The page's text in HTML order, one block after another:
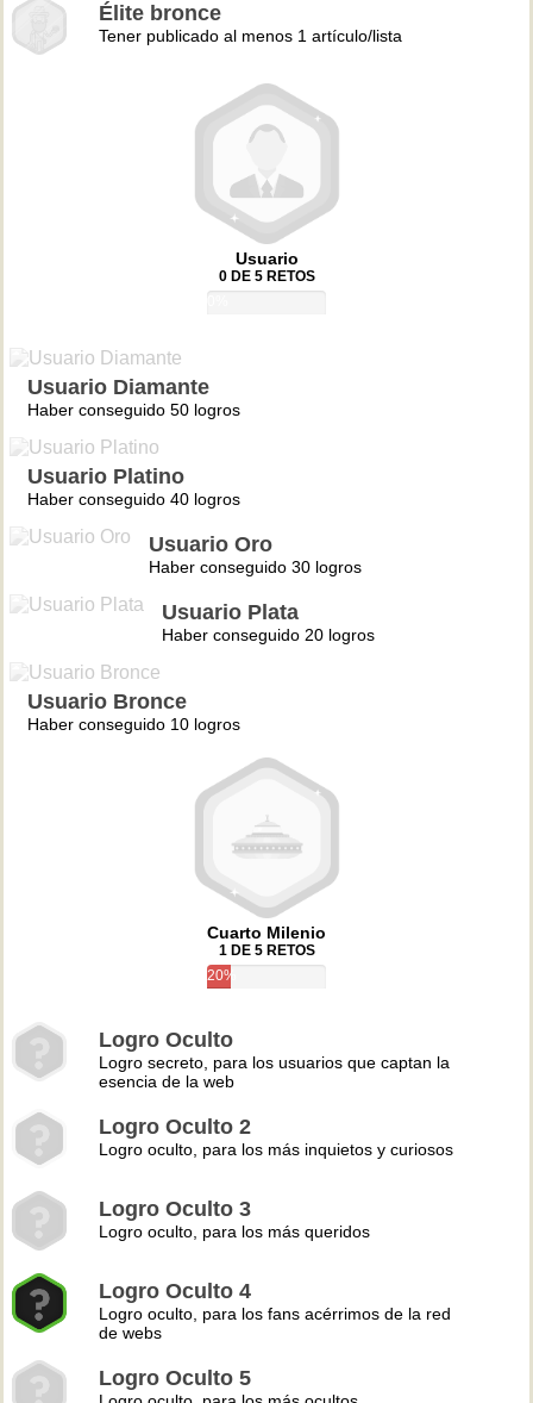
Élite bronce
Tener publicado al menos 1 artículo/lista
Usuario
0 DE 5 RETOS
Usuario Diamante
Haber conseguido 50 logros
Usuario Platino
Haber conseguido 40 logros
Usuario Oro
Haber conseguido 30 logros
Usuario Plata
Haber conseguido 20 logros
Usuario Bronce
Haber conseguido 10 logros
Cuarto Milenio
1 DE 5 RETOS
20%
Logro Oculto
Logro secreto, para los usuarios que captan la
esencia de la web
Logro Oculto 2
Logro oculto, para los más inquietos y curiosos
Logro Oculto 3
Logro oculto, para los más queridos
Logro Oculto 4
Logro oculto, para los fans acérrimos de la red
de webs
Logro Oculto 5